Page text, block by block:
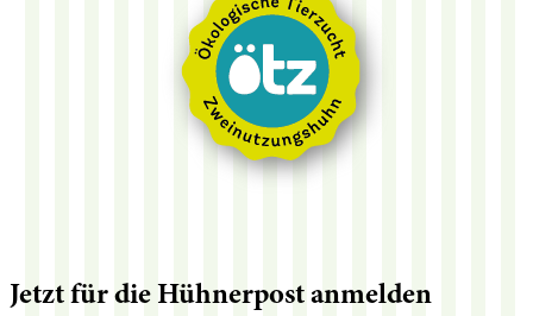
Jetzt für die Hühnerpost anmelden